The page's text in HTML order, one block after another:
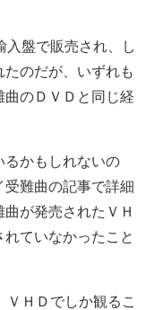
入盤で販売され、し
のだが、いずれも
のＤＶＤと同じ経
るかもしれないの
難曲の記事で詳細
が発売されたＶＨ
ていなかったこと
ＨＤでしか観るこ